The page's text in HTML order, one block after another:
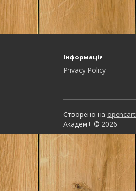
Інформація
Privacy Policy
Створено на opencart
Академ+ © 2026